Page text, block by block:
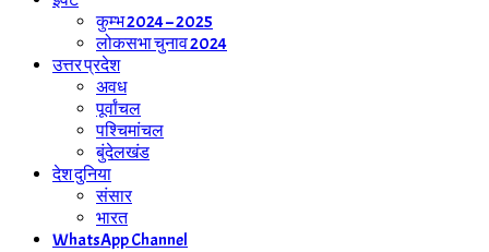
कुम्भ 2024 – 2025
लोकसभा चुनाव 2024
उत्तर प्रदेश
अवध
पूर्वांचल
पश्चिमांचल
बुंदेलखंड
देश दुनिया
संसार
भारत
WhatsApp Channel